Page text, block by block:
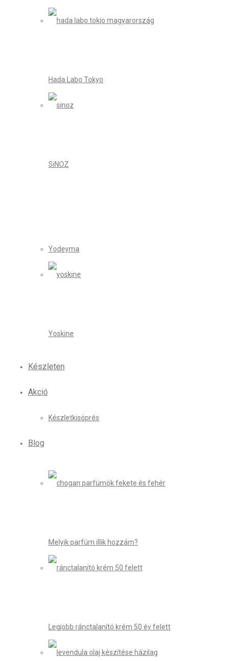
Hada Labo Tokyo
SiNOZ
Yodeyma
Yoskine
Készleten
Akció
Készletkisöprés
Blog
Melyik parfüm illik hozzám?
Legjobb ránctalanító krém 50 év felett